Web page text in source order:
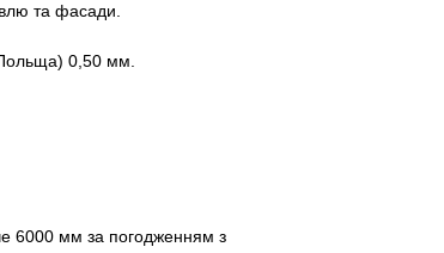
та фасади.
0,50 мм.
6000 мм за погодженням з